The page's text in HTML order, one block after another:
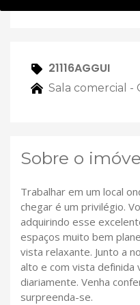
21116AGGUI
Sala comercial -
Sobre o
Trabalhar em um local
chegar é um privilégio.
adquirindo esse
espaços muito bem
vista relaxante. Junto a
alto e com vista
diariamente. Venha
surpreenda-se.